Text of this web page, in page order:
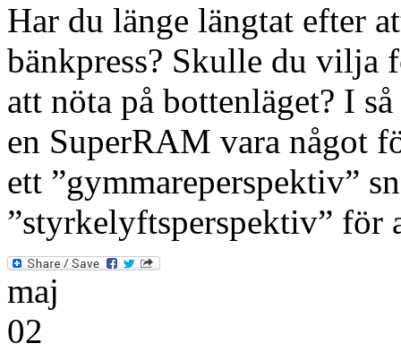
Har du länge längtat efter
bänkpress? Skulle du vilja
att nöta på bottenläget? I
en SuperRAM vara något
ett ”gymmareperspektiv”
”styrkelyftsperspektiv”
maj
02